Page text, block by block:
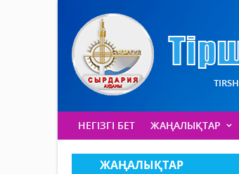
НЕГІЗГІ БЕТ ЖАҢАЛЫҚТАР
ЖАҢАЛЫҚТАР